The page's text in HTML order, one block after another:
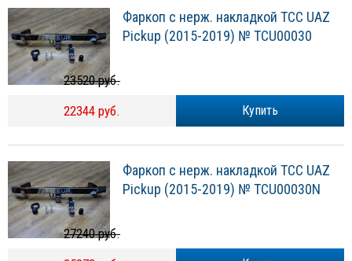
Фаркоп с нерж. накладкой TCC UAZ
Pickup (2015-2019) № TCU00030
Купить
23520 руб.
22344 руб.
Фаркоп с нерж. накладкой TCC UAZ
Pickup (2015-2019) № TCU00030N
27240 руб.